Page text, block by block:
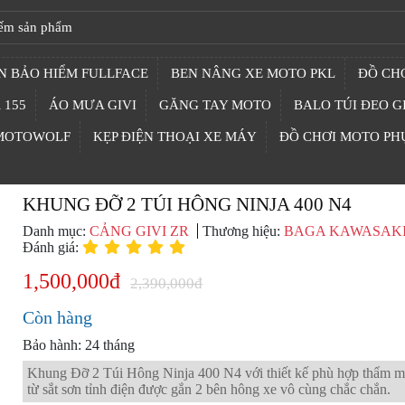
BẢO HIỂM FULLFACE BEN NÂNG XE MOTO PKL ĐỒ
155 ÁO MƯA GIVI GĂNG TAY MOTO BALO TÚI ĐEO
KẸP ĐIỆN THOẠI XE MÁY ĐỒ CHƠI MOTO
KHUNG ĐỠ 2 TÚI HÔNG NINJA 400 N4
Danh mục:CẢNG GIVI ZR Thương hiệu:BAGA
Đánh giá:
1,500,000đ 2,390,000đ
Còn hàng
Bảo hành: 24 tháng
Khung Đỡ 2 Túi Hông Ninja 400 N4 với thiết kế phù hợp thẩm
từ sắt sơn tỉnh điện được gắn 2 bên hông xe vô cùng chắc chắn.